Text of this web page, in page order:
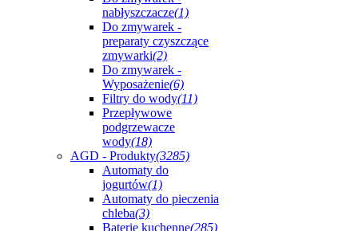
nabłyszczacze(1)
Do zmywarek -
preparaty czyszczące
zmywarki(2)
Do zmywarek -
Wyposażenie(6)
Filtry do wody(11)
Przepływowe
podgrzewacze
wody(18)
AGD - Produkty(3285)
Automaty do
jogurtów(1)
Automaty do pieczenia
chleba(3)
Baterie kuchenne(285)